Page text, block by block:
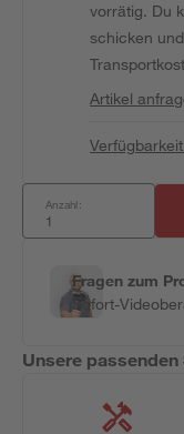
vorrätig. Du
schicken
Artikel
Anzahl:
Fragen zum
Sofort-
Unsere passenden